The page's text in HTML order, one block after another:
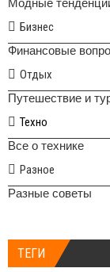
Бизнес
Финансовые
Отдых
Путешествие и
Техно
Все о технике
Разное
Разные советы
ТЕГИ